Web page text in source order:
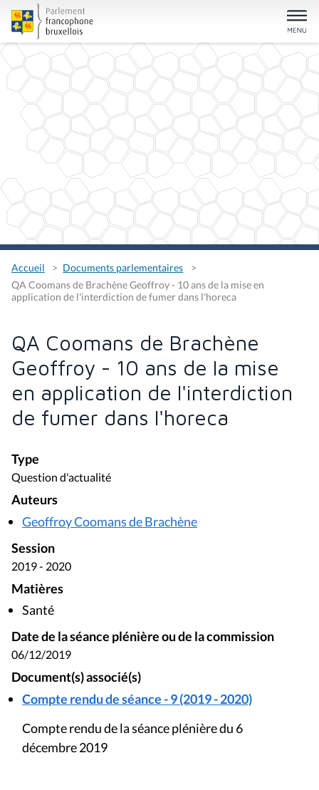
Accueil
Documents parlementaires
QA Coomans de Brachène Geoffroy - 10 ans de la mise en
application de l'interdiction de fumer dans l'horeca
QA Coomans de Brachène
Geoffroy - 10 ans de la mise
en application de l'interdiction
de fumer dans l'horeca
Type
Question d'actualité
Auteurs
Geoffroy Coomans de Brachène
Session
2019 - 2020
Matières
Santé
Date de la séance plénière ou de la commission
06/12/2019
Document(s) associé(s)
Compte rendu de séance - 9 (2019 - 2020)
Compte rendu de la séance plénière du 6
décembre 2019